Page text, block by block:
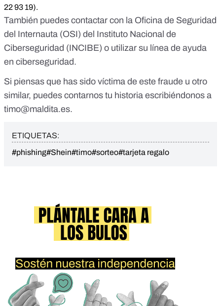
22 93 19).
También puedes contactar con la Oficina de Seguridad
del Internauta (OSI) del Instituto Nacional de
Ciberseguridad (INCIBE) o utilizar su línea de ayuda
en ciberseguridad.
Si piensas que has sido víctima de este fraude u otro
similar, puedes contarnos tu historia escribiéndonos a
timo@maldita.es.
ETIQUETAS:
#phishing#Shein#timo#sorteo#tarjeta regalo